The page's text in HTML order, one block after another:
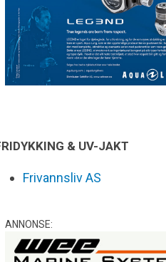
& UV-JAKT
Frivannsliv AS
ANNONSE: